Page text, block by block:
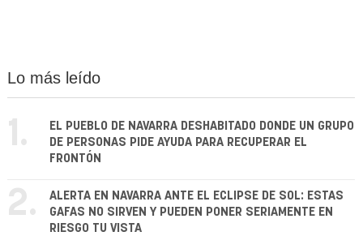
Lo más leído
1.
EL PUEBLO DE NAVARRA DESHABITADO DONDE UN GRUPO
DE PERSONAS PIDE AYUDA PARA RECUPERAR EL
FRONTÓN
2.
ALERTA EN NAVARRA ANTE EL ECLIPSE DE SOL: ESTAS
GAFAS NO SIRVEN Y PUEDEN PONER SERIAMENTE EN
RIESGO TU VISTA